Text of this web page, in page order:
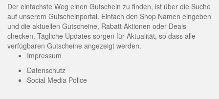
Der einfachste Weg einen Gutschein zu finden, ist über die Suche
auf unserem Gutscheinportal. Einfach den Shop Namen eingeben
und die aktuellen Gutscheine, Rabatt Aktionen oder Deals
checken. Tägliche Updates sorgen für Aktualität, so dass alle
verfügbaren Gutscheine angezeigt werden.
Impressum
Datenschutz
Social Media Police